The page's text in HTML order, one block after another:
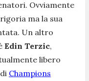
Ovviamente
ma la sua
Un altro
Edin Terzic,
libero
Champions